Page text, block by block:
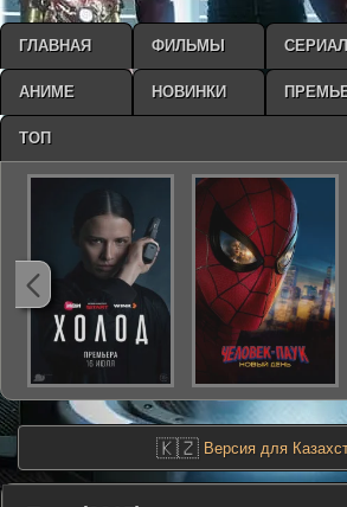
🇰🇿 Версия для
ГЛАВНАЯ ФИЛЬМЫ
АНИМЕ НОВИНКИ
ТОП